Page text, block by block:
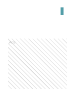
Ads